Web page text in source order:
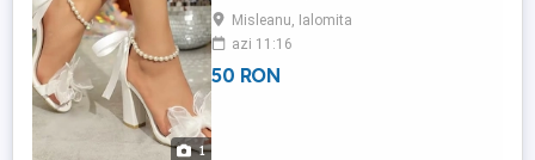
1
Misleanu, Ialomita
azi 11:16
50 RON